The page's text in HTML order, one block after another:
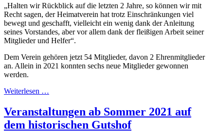
„Halten wir Rückblick auf die letzten 2 Jahre, so können wir mit
Recht sagen, der Heimatverein hat trotz Einschränkungen viel
bewegt und geschafft, vielleicht ein wenig dank der Anleitung
seines Vorstandes, aber vor allem dank der fleißigen Arbeit seiner
Mitglieder und Helfer“.
Dem Verein gehören jetzt 54 Mitglieder, davon 2 Ehrenmitglieder
an. Allein in 2021 konnten sechs neue Mitglieder gewonnen
werden.
Weiterlesen …
Veranstaltungen ab Sommer 2021 auf
dem historischen Gutshof